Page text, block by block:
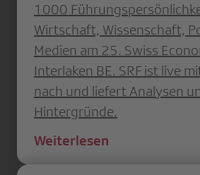
1000
Wirtschaft, Wissenschaft,
Medien am 25. Swiss
Interlaken BE. SRF ist live
nach und liefert Analysen
Hintergründe.
Weiterlesen